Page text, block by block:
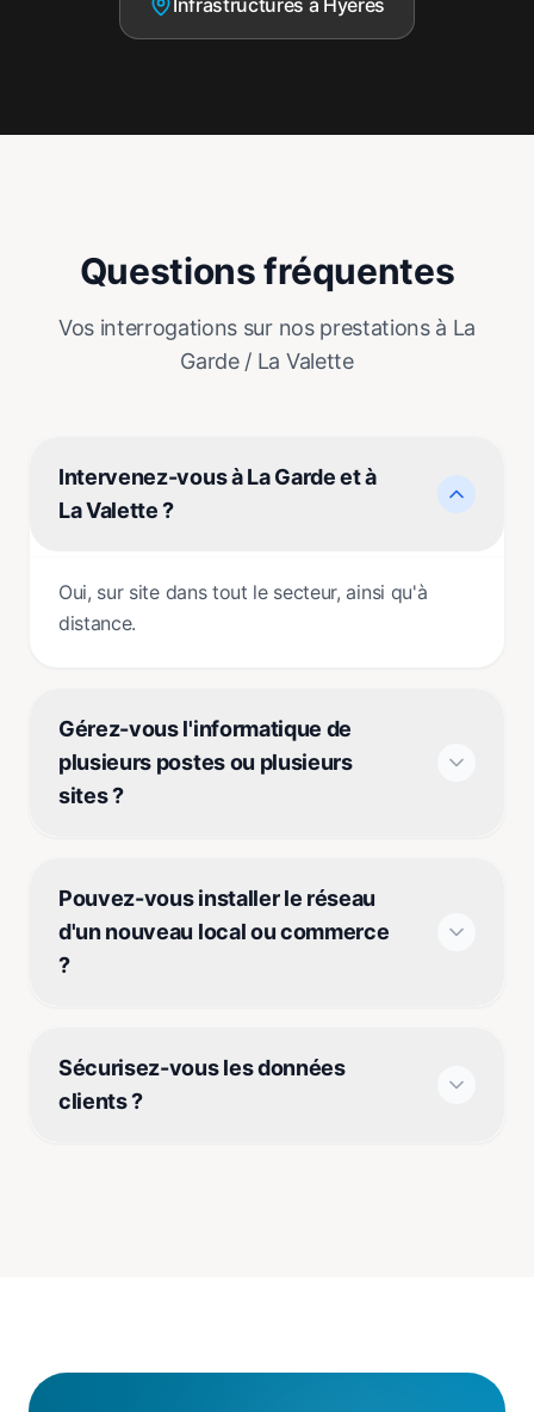
Infrastructures à Hyères
Questions fréquentes
Vos interrogations sur nos prestations à La
Garde / La Valette
Intervenez-vous à La Garde et à
La Valette ?
Oui, sur site dans tout le secteur, ainsi qu'à
distance.
Gérez-vous l'informatique de
plusieurs postes ou plusieurs
sites ?
Pouvez-vous installer le réseau
d'un nouveau local ou commerce
?
Sécurisez-vous les données
clients ?